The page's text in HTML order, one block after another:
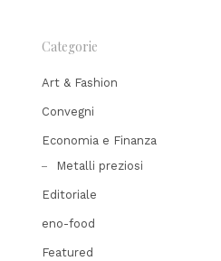
Categorie
Art & Fashion
Convegni
Economia e Finanza
Metalli preziosi
Editoriale
eno-food
Featured